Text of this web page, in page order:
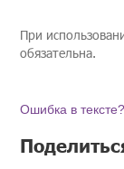
При
обязательна.
Ошибка в тексте?